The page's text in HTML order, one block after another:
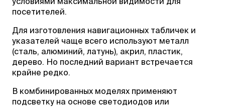
посетителей.
Для изготовления навигационных табличек и
указателей чаще всего используют металл
(сталь, алюминий, латунь), акрил, пластик,
дерево. Но последний вариант встречается
крайне редко.
В комбинированных моделях применяют
подсветку на основе светодиодов или